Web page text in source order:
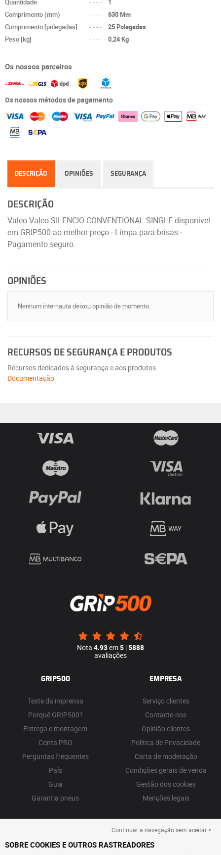
Quantidade
----
1
Comprimento (mm)
----
630 Mm
Comprimento [polegadas]
----
25 Polegadas
Peso [kg]
---- 0,24 Kg
Os nossos parceiros
Os nossos métodos de pagamento
DESCRIÇÃO OPINIÕES SEGURANÇA
DESCRIÇÃO
Valeo Valeo SILENCIO CONVENTIONAL SINGLE disponível
em GRIP500 ao melhor preço · Limpa para brisas ·
Pagamento seguro.
OPINIÕES
Nenhum internauta deixou opinião de momento.
RECURSOS DE SEGURANÇA E PRODUTOS
Recursos dedicados à segurança e aos produtos.
Documentação
Nota 4.93em5 |5888
avaliações
GRIP500
Teste da imprensa
Porquê GRIP500?
Entrega e montagem
Conta PRO
Perguntas frequentes
País
Guia
Garantia pneus
EMPRESA
Serviço clientes
Contacte-nos
Opinião clientes
Política de Privacidade
Carta de moderação
Condições gerais de venda
Gestão dos cookies
Menções legais
Continuar a navegação sem aceitar >
SOBRE COOKIES E OUTROS RASTREADORES